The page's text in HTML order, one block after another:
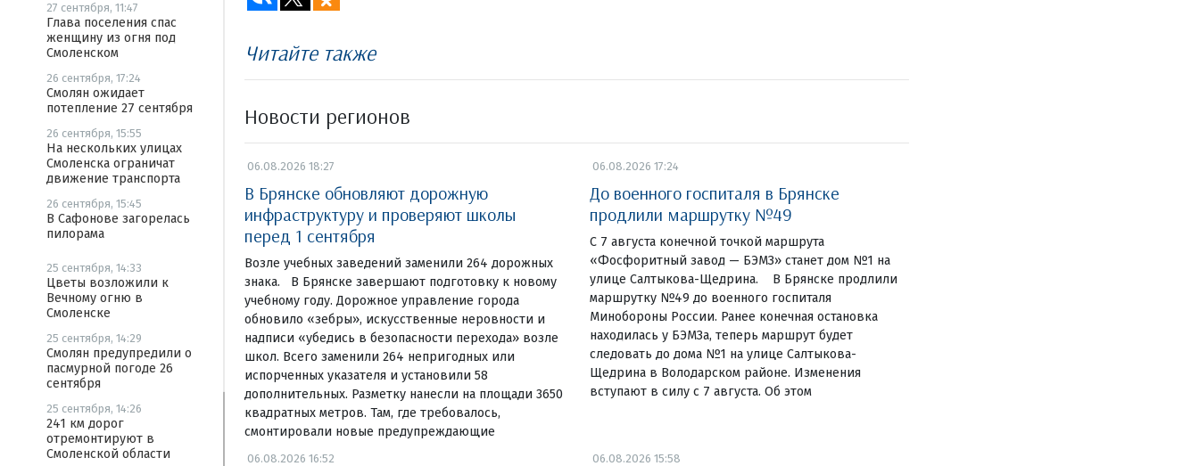
27 сентября, 11:47
Глава поселения спас
женщину из огня под
Смоленском
26 сентября, 17:24
Смолян ожидает
потепление 27 сентября
26 сентября, 15:55
На нескольких улицах
Смоленска ограничат
движение транспорта
26 сентября, 15:45
В Сафонове загорелась
пилорама
25 сентября, 14:33
Цветы возложили к
Вечному огню в
Смоленске
25 сентября, 14:29
Смолян предупредили о
пасмурной погоде 26
сентября
25 сентября, 14:26
241 км дорог
отремонтируют в
Смоленской области
Читайте также
Новости регионов
06.08.2026 18:27
В Брянске обновляют дорожную
инфраструктуру и проверяют школы
перед 1 сентября
Возле учебных заведений заменили 264 дорожных
знака. В Брянске завершают подготовку к новому
учебному году. Дорожное управление города
обновило «зебры», искусственные неровности и
надписи «убедись в безопасности перехода» возле
школ. Всего заменили 264 непригодных или
испорченных указателя и установили 58
дополнительных. Разметку нанесли на площади 3650
квадратных метров. Там, где требовалось,
смонтировали новые предупреждающие
06.08.2026 17:24
До военного госпиталя в Брянске
продлили маршрутку №49
С 7 августа конечной точкой маршрута
«Фосфоритный завод — БЭМЗ» станет дом №1 на
улице Салтыкова-Щедрина. В Брянске продлили
маршрутку №49 до военного госпиталя
Минобороны России. Ранее конечная остановка
находилась у БЭМЗа, теперь маршрут будет
следовать до дома №1 на улице Салтыкова-
Щедрина в Володарском районе. Изменения
вступают в силу с 7 августа. Об этом
06.08.2026 16:52 06.08.2026 15:58